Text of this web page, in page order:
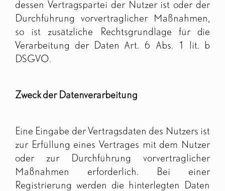
dessen Vertragspartei der Nutzer ist oder der
Durchführung vorvertraglicher Maßnahmen,
so ist zusätzliche Rechtsgrundlage für die
Verarbeitung der Daten Art. 6 Abs. 1 lit. b
DSGVO.
Zweck der Datenverarbeitung
Eine Eingabe der Vertragsdaten des Nutzers ist
zur Erfüllung eines Vertrages mit dem Nutzer
oder zur Durchführung vorvertraglicher
Maßnahmen erforderlich. Bei einer
Registrierung werden die hinterlegten Daten